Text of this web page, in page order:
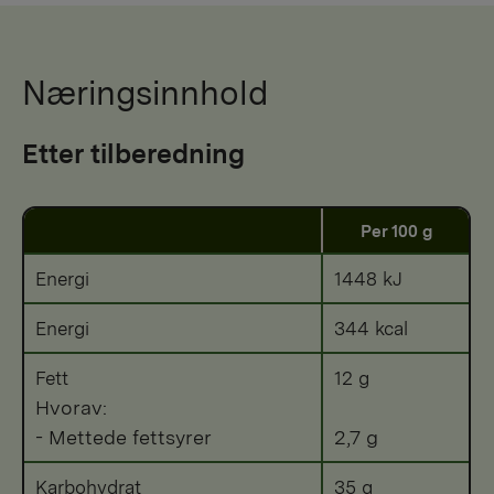
Næringsinnhold
Etter tilberedning
Per 100 g
Energi 1448 kJ
Energi 344 kcal
Fett
Hvorav:
- Mettede fettsyrer
12 g
2,7 g
Karbohydrat 35 g